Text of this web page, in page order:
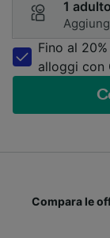
1
Fino al
alloggi con
Compara le